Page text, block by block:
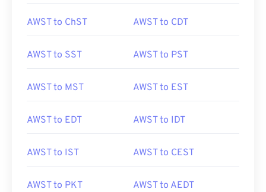
AWST to ChST AWST to CDT
AWST to SST AWST to PST
AWST to MST AWST to EST
AWST to EDT AWST to IDT
AWST to IST AWST to CEST
AWST to PKT AWST to AEDT